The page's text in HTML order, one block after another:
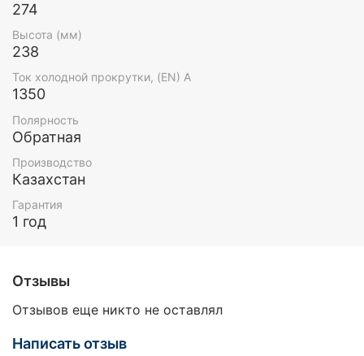
274
Высота (мм)
238
Ток холодной прокрутки, (EN) А
1350
Полярность
Обратная
Производство
Казахстан
Гарантия
1 год
Отзывы
Отзывов еще никто не оставлял
Написать отзыв